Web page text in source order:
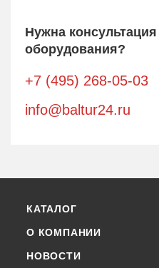
Нужна
оборудования?
+7 (495) 268-05-03
info@baltur24.ru
КАТАЛОГ
О КОМПАНИИ
НОВОСТИ